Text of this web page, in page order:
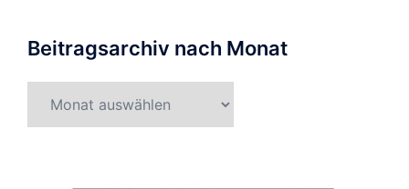
Beitragsarchiv nach Monat
nach